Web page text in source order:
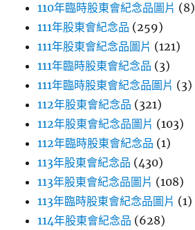
110年臨時股東會紀念品圖片 (8)
111年股東會紀念品 (259)
111年股東會紀念品圖片 (121)
111年臨時股東會紀念品 (3)
111年臨時股東會紀念品圖片 (3)
112年股東會紀念品 (321)
112年股東會紀念品圖片 (103)
112年臨時股東會紀念品 (1)
113年股東會紀念品 (430)
113年股東會紀念品圖片 (108)
113年臨時股東會紀念品圖片 (1)
114年股東會紀念品 (628)